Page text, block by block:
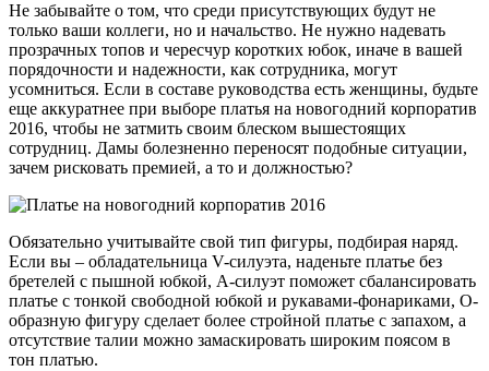
Не забывайте о том, что среди присутствующих будут не
только ваши коллеги, но и начальство. Не нужно надевать
прозрачных топов и чересчур коротких юбок, иначе в вашей
порядочности и надежности, как сотрудника, могут
усомниться. Если в составе руководства есть женщины, будьте
еще аккуратнее при выборе платья на новогодний корпоратив
2016, чтобы не затмить своим блеском вышестоящих
сотрудниц. Дамы болезненно переносят подобные ситуации,
зачем рисковать премией, а то и должностью?
Обязательно учитывайте свой тип фигуры, подбирая наряд.
Если вы – обладательница V-силуэта, наденьте платье без
бретелей с пышной юбкой, А-силуэт поможет сбалансировать
платье с тонкой свободной юбкой и рукавами-фонариками, О-
образную фигуру сделает более стройной платье с запахом, а
отсутствие талии можно замаскировать широким поясом в
тон платью.